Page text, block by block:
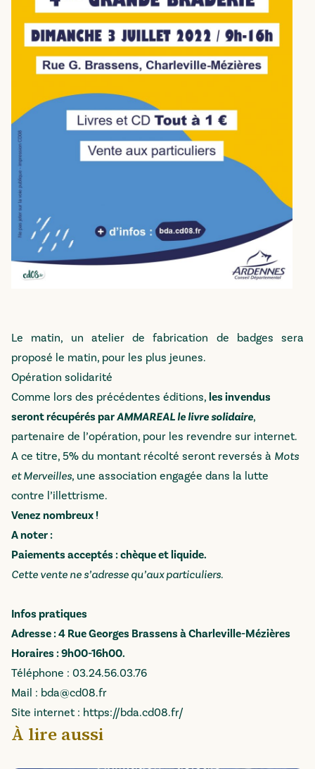
Le matin, un atelier de fabrication de badges sera
proposé le matin, pour les plus jeunes.
Opération solidarité
Comme lors des précédentes éditions, les invendus
seront récupérés parAMMAREAL le livre solidaire,
partenaire de l’opération, pour les revendre sur internet.
A ce titre, 5% du montant récolté seront reversés à Mots
et Merveilles, une association engagée dans la lutte
contre l’illettrisme.
Venez nombreux !
A noter :
Paiements acceptés : chèque et liquide.
Cette vente ne s’adresse qu’aux particuliers.
Infos pratiques
Adresse : 4 Rue Georges Brassens à Charleville-Mézières
Horaires : 9h00-16h00.
Téléphone : 03.24.56.03.76
Mail : bda@cd08.fr
Site internet : https://bda.cd08.fr/
À lire aussi